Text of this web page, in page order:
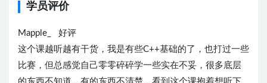
学员评价
Mapple_ 好评
这个课越听越有干货，我是有些C++基础的了，也打过一些
比赛，但总感觉自己零零碎碎学一些实在不妥，很多底层